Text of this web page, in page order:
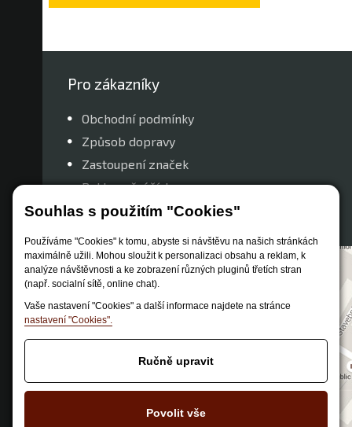
Souhlas s použitím "Cookies"
Používáme "Cookies" k tomu, abyste si návštěvu na našich stránkách
maximálně užili. Mohou sloužit k personalizaci obsahu a reklam, k
analýze návštěvnosti a ke zobrazení různých pluginů třetích stran
(např. socialní sítě, online chat).
Vaše nastavení "Cookies" a další informace najdete na stránce
nastavení "Cookies".
Ručně upravit
Povolit vše
Pro zákazníky
Obchodní podmínky
Způsob dopravy
Zastoupení značek
Reklamační řád
Nastavení soukromí